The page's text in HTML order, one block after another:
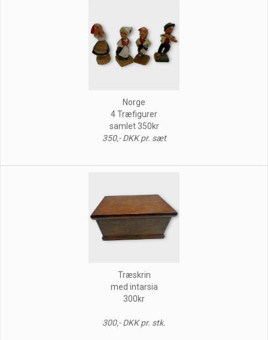
Norge
4 Træfigurer
samlet 350kr
350,- DKK pr. sæt
Træskrin
med intarsia
300kr
300,- DKK pr. stk.